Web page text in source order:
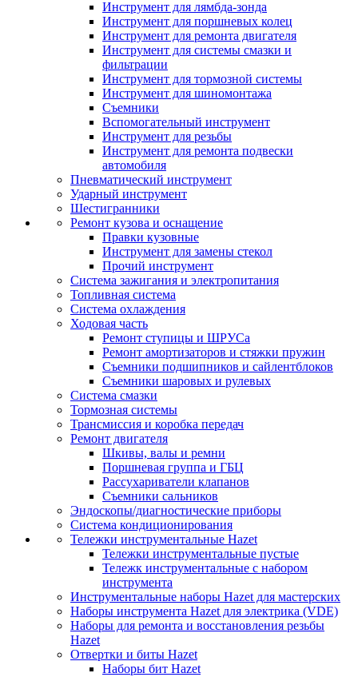
Инструмент для лямбда-зонда
Инструмент для поршневых колец
Инструмент для ремонта двигателя
Инструмент для системы смазки и
фильтрации
Инструмент для тормозной системы
Инструмент для шиномонтажа
Съемники
Вспомогательный инструмент
Инструмент для резьбы
Инструмент для ремонта подвески
автомобиля
Пневматический инструмент
Ударный инструмент
Шестигранники
Ремонт кузова и оснащение
Правки кузовные
Инструмент для замены стекол
Прочий инструмент
Система зажигания и электропитания
Топливная система
Система охлаждения
Ходовая часть
Ремонт ступицы и ШРУСа
Ремонт амортизаторов и стяжки пружин
Съемники подшипников и сайлентблоков
Съемники шаровых и рулевых
Система смазки
Тормозная системы
Трансмиссия и коробка передач
Ремонт двигателя
Шкивы, валы и ремни
Поршневая группа и ГБЦ
Рассухариватели клапанов
Съемники сальников
Эндоскопы/диагностические приборы
Система кондиционирования
Тележки инструментальные Hazet
Тележки инструментальные пустые
Тележк инструментальные с набором
инструмента
Инструментальные наборы Hazet для мастерских
Наборы инструмента Hazet для электрика (VDE)
Наборы для ремонта и восстановления резьбы
Hazet
Отвертки и биты Hazet
Наборы бит Hazet